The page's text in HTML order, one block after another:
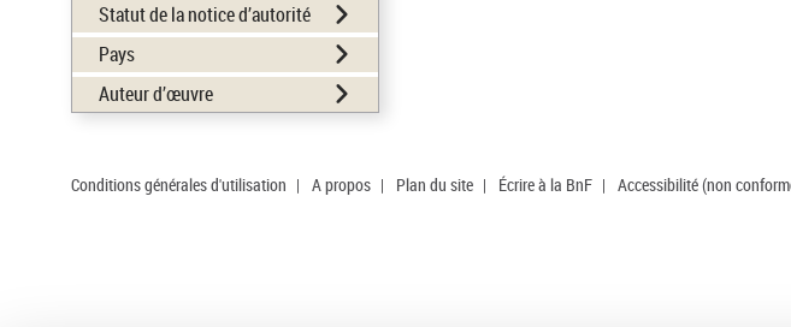
Statut de la notice d’autorité
Pays
Auteur d’œuvre
Conditions générales d'utilisation | A propos | Plan du site | Écrire à la BnF | Accessibilité (non